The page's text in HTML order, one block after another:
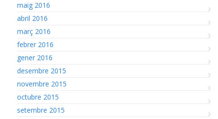
maig 2016
abril 2016
març 2016
febrer 2016
gener 2016
desembre 2015
novembre 2015
octubre 2015
setembre 2015